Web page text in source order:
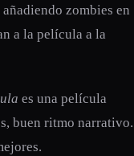
zombies en
a la película a la
es una película
buen ritmo narrativo.